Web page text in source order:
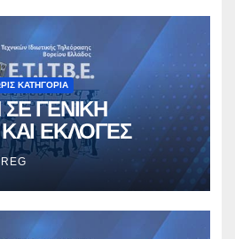
ΚΑΤΗΓΟΡΊΑ
ΓΕΝΙΚΗ
ΕΚΛΟΓΕΣ